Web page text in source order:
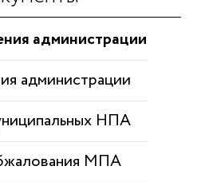
администрации
администрации
НПА
МПА